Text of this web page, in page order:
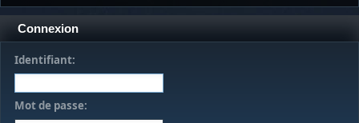
Connexion
Identifiant:
Mot de passe: